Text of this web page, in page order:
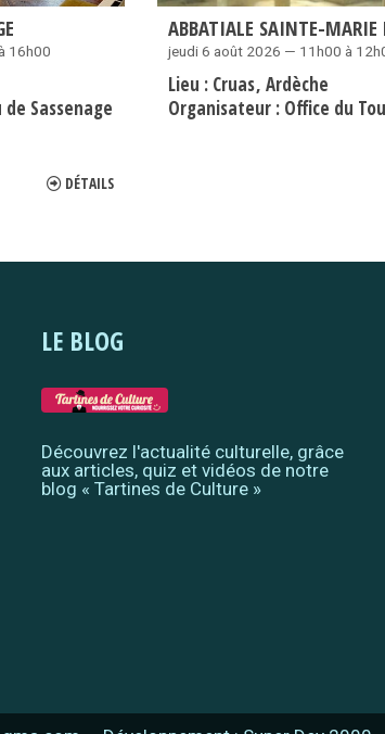
16h00
Sassenage
DÉTAILS
ABBATIALE SAINTE-MARIE
jeudi 6 août 2026 — 11h00 à
Lieu : Cruas Ardèche
Organisateur : Office du
LE BLOG
Découvrez l'actualité culturelle, grâce
aux articles, quiz et vidéos de notre
blog « Tartines de Culture »